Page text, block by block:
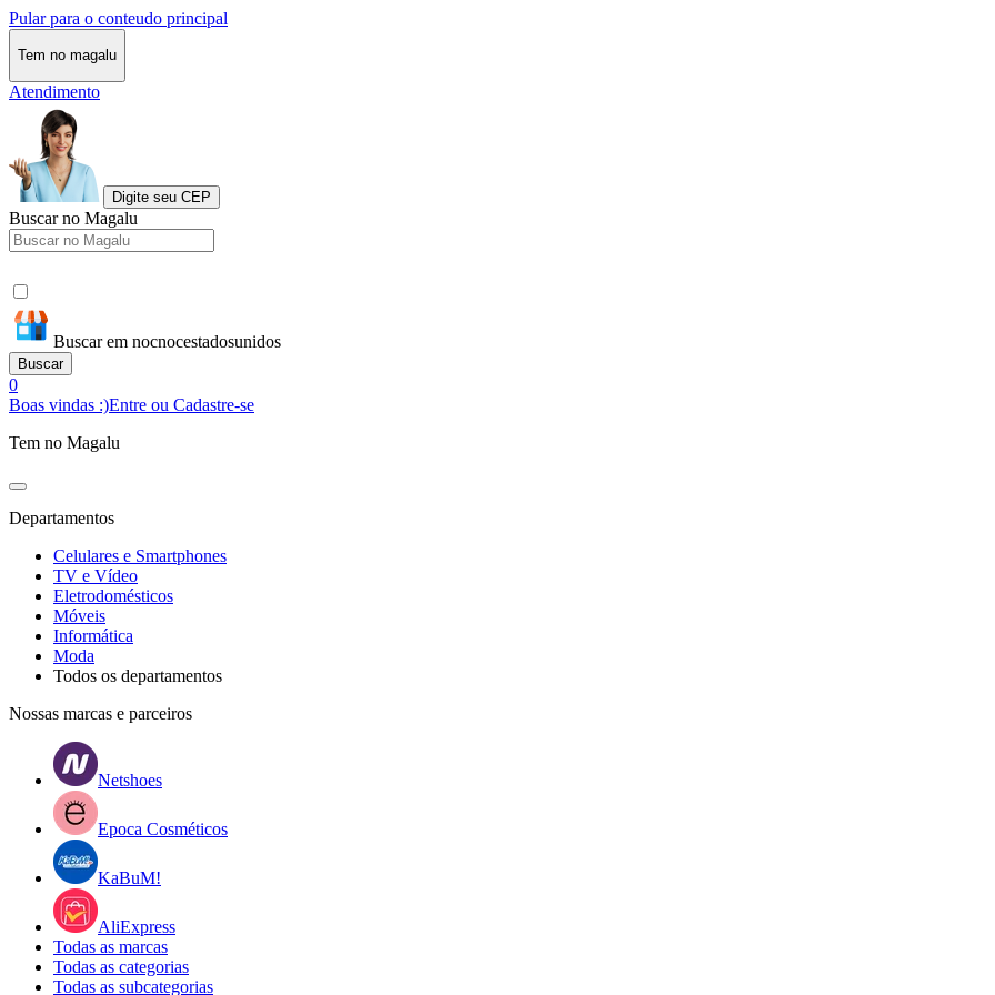
Pular para o conteudo principal
Tem no magalu
Atendimento
Digite seu CEP
Buscar no Magalu
Buscar em nocnocestadosunidos
Buscar
0
Boas vindas :)Entre ou Cadastre-se
Tem no Magalu
Departamentos
Celulares e Smartphones
TV e Vídeo
Eletrodomésticos
Móveis
Informática
Moda
Todos os departamentos
Nossas marcas e parceiros
Netshoes
Epoca Cosméticos
KaBuM!
AliExpress
Todas as marcas
Todas as categorias
Todas as subcategorias